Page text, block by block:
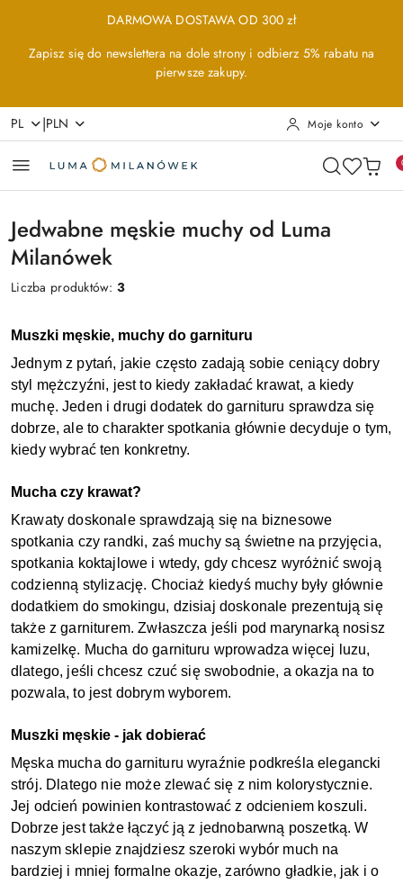
Przejdź do treści głównej
Przejdź do wyszukiwarki
Przejdź do moje konto
Przejdź do menu głównego
Przejdź do stopkiDARMOWA DOSTAWA OD 300 zł
Zapisz się do newslettera na dole strony i odbierz 5% rabatu na
pierwsze zakupy.
PL |PLN Moje konto
Jedwabne męskie muchy od Luma
Milanówek
Liczba produktów:3
Muszki męskie, muchy do garnituru
Jednym z pytań, jakie często zadają sobie ceniący dobry
styl mężczyźni, jest to kiedy zakładać krawat, a kiedy
muchę. Jeden i drugi dodatek do garnituru sprawdza się
dobrze, ale to charakter spotkania głównie decyduje o tym,
kiedy wybrać ten konkretny.
Mucha czy krawat?
Krawaty doskonale sprawdzają się na biznesowe
spotkania czy randki, zaś muchy są świetne na przyjęcia,
spotkania koktajlowe i wtedy, gdy chcesz wyróżnić swoją
codzienną stylizację. Chociaż kiedyś muchy były głównie
dodatkiem do smokingu, dzisiaj doskonale prezentują się
także z garniturem. Zwłaszcza jeśli pod marynarką nosisz
kamizelkę. Mucha do garnituru wprowadza więcej luzu,
dlatego, jeśli chcesz czuć się swobodnie, a okazja na to
pozwala, to jest dobrym wyborem.
Muszki męskie - jak dobierać
Męska mucha do garnituru wyraźnie podkreśla elegancki
strój. Dlatego nie może zlewać się z nim kolorystycznie.
Jej odcień powinien kontrastować z odcieniem koszuli.
Dobrze jest także łączyć ją z jednobarwną poszetką. W
naszym sklepie znajdziesz szeroki wybór much na
bardziej i mniej formalne okazje, zarówno gładkie, jak i o